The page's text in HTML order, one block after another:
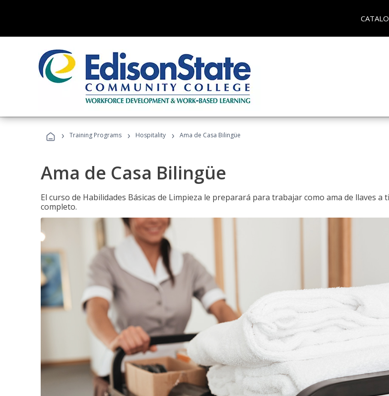
› Training Programs › Hospitality › Ama de Casa Bilingüe
Ama de Casa Bilingüe
El curso de Habilidades Básicas de Limpieza le preparará para trabajar como ama de llaves a
completo.